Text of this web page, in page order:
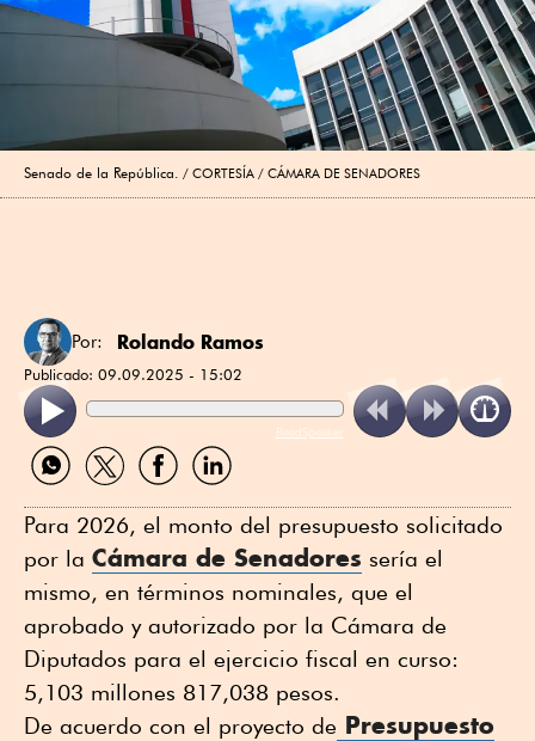
Senado de la República. CORTESÍA / CÁMARA DE SENADORES
Por: Rolando Ramos
Publicado: 09.09.2025 - 15:02
ReadSpeaker
Compartir
por
Compartir
por
Compartir
por
Compartir
por
Para 2026, el monto del presupuesto solicitado
por la Cámara de Senadores sería el
mismo, en términos nominales, que el
aprobado y autorizado por la Cámara de
Diputados para el ejercicio fiscal en curso:
5,103 millones 817,038 pesos.
De acuerdo con el proyecto de Presupuesto